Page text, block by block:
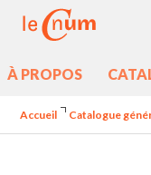
À PROPOS
Accueil Catalogue